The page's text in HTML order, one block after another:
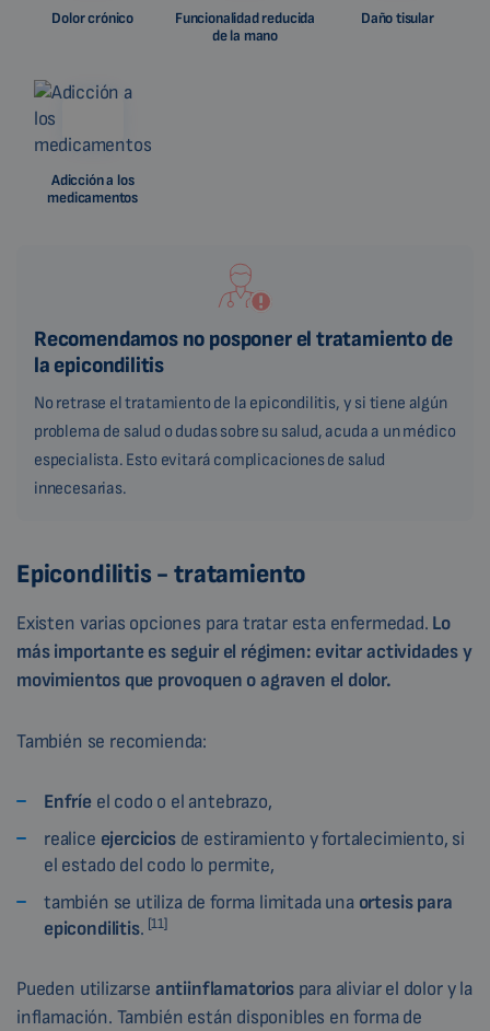
Dolor crónico
Funcionalidad reducida
de la mano
Daño tisular
Adicción a los
medicamentos
Recomendamos no posponer el tratamiento de
la epicondilitis
No retrase el tratamiento de la epicondilitis, y si tiene algún
problema de salud o dudas sobre su salud, acuda a un médico
especialista. Esto evitará complicaciones de salud
innecesarias.
Epicondilitis - tratamiento
Existen varias opciones para tratar esta enfermedad. Lo
más importante es seguir el régimen: evitar actividades y
movimientos que provoquen o agraven el dolor.
También se recomienda:
Enfríe el codo o el antebrazo,
realice ejercicios de estiramiento y fortalecimiento, si
el estado del codo lo permite,
también se utiliza de forma limitada una ortesis para
epicondilitis. [11]
Pueden utilizarse antiinflamatoriospara aliviar el dolor y la
inflamación. También están disponibles en forma de